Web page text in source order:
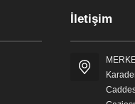
İletişim